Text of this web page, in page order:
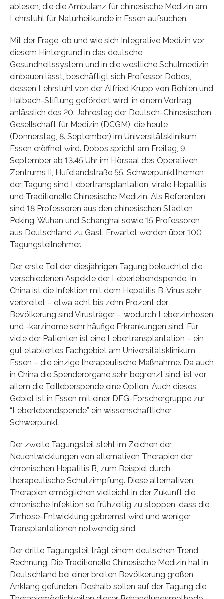
ablesen, die die Ambulanz für chinesische Medizin am
Lehrstuhl für Naturheilkunde in Essen aufsuchen.
Mit der Frage, ob und wie sich Integrative Medizin vor
diesem Hintergrund in das deutsche
Gesundheitssystem und in die westliche Schulmedizin
einbauen lässt, beschäftigt sich Professor Dobos,
dessen Lehrstuhl von der Alfried Krupp von Bohlen und
Halbach-Stiftung gefördert wird, in einem Vortrag
anlässlich des 20. Jahrestag der Deutsch-Chinesischen
Gesellschaft für Medizin (DCGM), die heute
(Donnerstag, 8. September) im Universitätsklinikum
Essen eröffnet wird. Dobos spricht am Freitag, 9.
September ab 13.45 Uhr im Hörsaal des Operativen
Zentrums II, Hufelandstraße 55. Schwerpunktthemen
der Tagung sind Lebertransplantation, virale Hepatitis
und Traditionelle Chinesische Medizin. Als Referenten
sind 18 Professoren aus den chinesischen Städten
Peking, Wuhan und Schanghai sowie 15 Professoren
aus Deutschland zu Gast. Erwartet werden über 100
Tagungsteilnehmer.
Der erste Teil der diesjährigen Tagung beleuchtet die
verschiedenen Aspekte der Leberlebendspende. In
China ist die Infektion mit dem Hepatitis B-Virus sehr
verbreitet – etwa acht bis zehn Prozent der
Bevölkerung sind Virusträger -, wodurch Leberzirrhosen
und -karzinome sehr häufige Erkrankungen sind. Für
viele der Patienten ist eine Lebertransplantation – ein
gut etabliertes Fachgebiet am Universitätsklinikum
Essen – die einzige therapeutische Maßnahme. Da auch
in China die Spenderorgane sehr begrenzt sind, ist vor
allem die Teilleberspende eine Option. Auch dieses
Gebiet ist in Essen mit einer DFG-Forschergruppe zur
“Leberlebendspende” ein wissenschaftlicher
Schwerpunkt.
Der zweite Tagungsteil steht im Zeichen der
Neuentwicklungen von alternativen Therapien der
chronischen Hepatitis B, zum Beispiel durch
therapeutische Schutzimpfung. Diese alternativen
Therapien ermöglichen vielleicht in der Zukunft die
chronische Infektion so frühzeitig zu stoppen, dass die
Zirrhose-Entwicklung gebremst wird und weniger
Transplantationen notwendig sind.
Der dritte Tagungsteil trägt einem deutschen Trend
Rechnung. Die Traditionelle Chinesische Medizin hat in
Deutschland bei einer breiten Bevölkerung großen
Anklang gefunden. Deshalb sollen auf der Tagung die